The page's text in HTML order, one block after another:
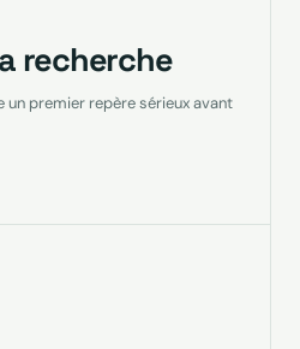
recherche
un premier repère sérieux avant